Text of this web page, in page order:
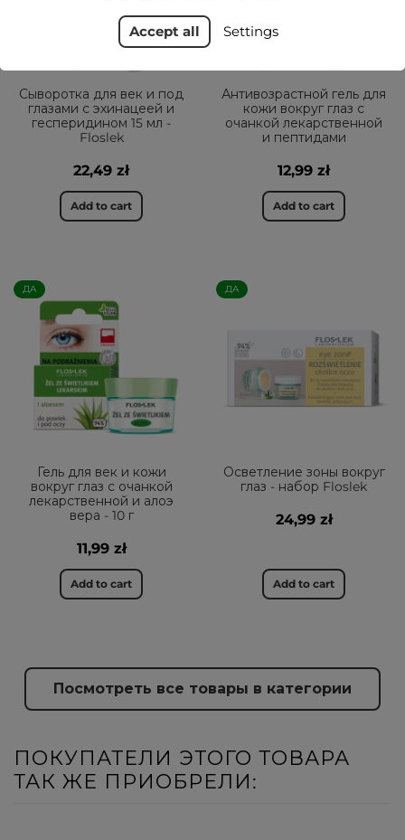
Сыворотка для век и под
глазами с эхинацеей и
гесперидином 15 мл -
Floslek
22,49 zł
Add to cart
Антивозрастной гель для
кожи вокруг глаз с
очанкой лекарственной
и пептидами
12,99 zł
Add to cart
ДА
Гель для век и кожи
вокруг глаз с очанкой
лекарственной и алоэ
вера - 10 г
11,99 zł
Add to cart
ДА
Осветление зоны вокруг
глаз - набор Floslek
24,99 zł
Add to cart
Посмотреть все товары в категории
ПОКУПАТЕЛИ ЭТОГО ТОВАРА
ТАК ЖЕ ПРИОБРЕЛИ:
Accept all Settings